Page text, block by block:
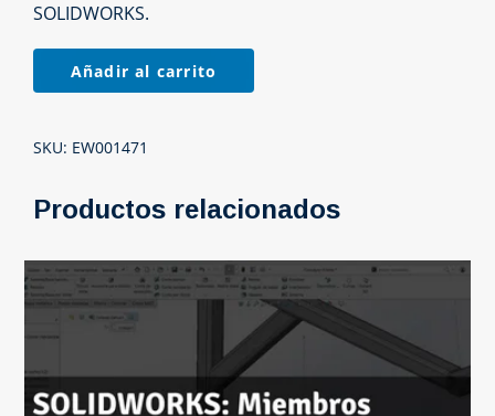
SOLIDWORKS.
“Experto
cantidad
Añadir al carrito
SKU: EW001471
Productos relacionados